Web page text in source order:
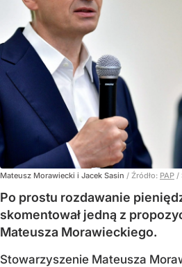
Mateusz Morawiecki i Jacek Sasin / Źródło: PAP /
Po prostu rozdawanie
skomentował jedną z
Mateusza Morawieckiego.
Stowarzyszenie Mateusza